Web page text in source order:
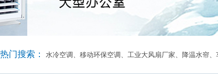
热门搜索： 水冷空调、移动环保空调、工业大风扇厂家、降温水帘